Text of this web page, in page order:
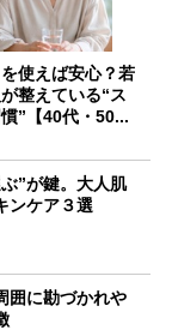
使えば安心？若
整えている“ス
”【40代・50...
”が鍵。大人肌
ンケア３選
囲に勘づかれや